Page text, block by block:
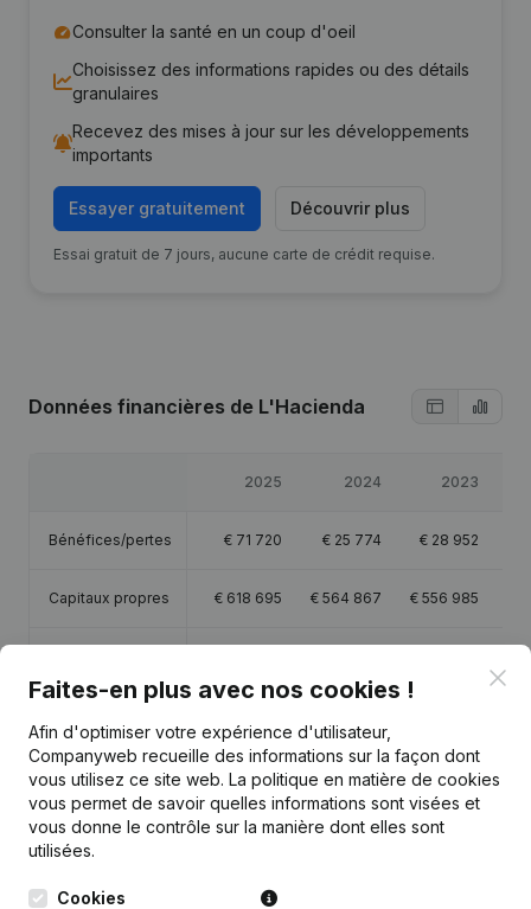
Consulter la santé en un coup d'oeil
Choisissez des informations rapides ou des détails
granulaires
Recevez des mises à jour sur les développements
importants
Essayer gratuitement Découvrir plus
Essai gratuit de 7 jours, aucune carte de crédit requise.
Données financières de L'Hacienda
2025 2024 2023
Bénéfices/pertes € 71 720 € 25 774 € 28 952
Capitaux propres € 618 695 € 564 867 € 556 985
Publications
Faites-en plus avec nos cookies !
Afin d'optimiser votre expérience d'utilisateur,
Companyweb recueille des informations sur la façon dont
vous utilisez ce site web. La politique en matière de cookies
vous permet de savoir quelles informations sont visées et
vous donne le contrôle sur la manière dont elles sont
utilisées.
Cookies